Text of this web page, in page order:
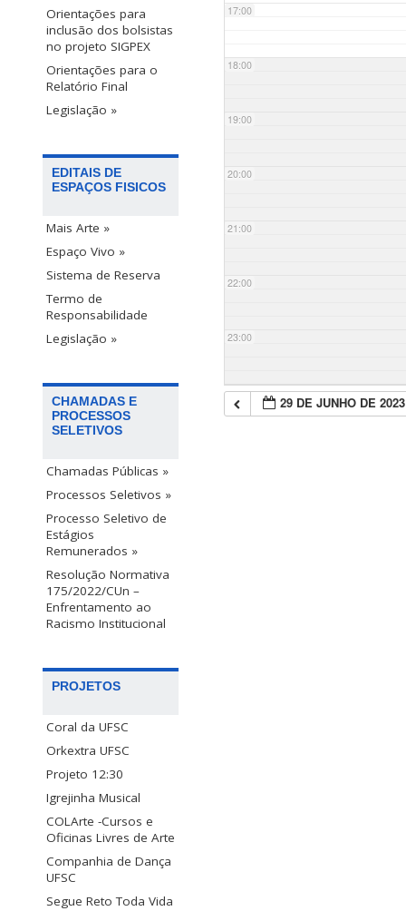
Orientações para
inclusão dos bolsistas
no projeto SIGPEX
Orientações para o
Relatório Final
Legislação »
EDITAIS DE
ESPAÇOS FISICOS
Mais Arte »
Espaço Vivo »
Sistema de Reserva
Termo de
Responsabilidade
Legislação »
CHAMADAS E
PROCESSOS
SELETIVOS
Chamadas Públicas »
Processos Seletivos »
Processo Seletivo de
Estágios
Remunerados »
Resolução Normativa
175/2022/CUn –
Enfrentamento ao
Racismo Institucional
PROJETOS
Coral da UFSC
Orkextra UFSC
Projeto 12:30
Igrejinha Musical
COLArte -Cursos e
Oficinas Livres de Arte
Companhia de Dança
UFSC
Segue Reto Toda Vida
17:00
18:00
19:00
20:00
21:00
22:00
23:00
29 DE JUNHO DE 2023